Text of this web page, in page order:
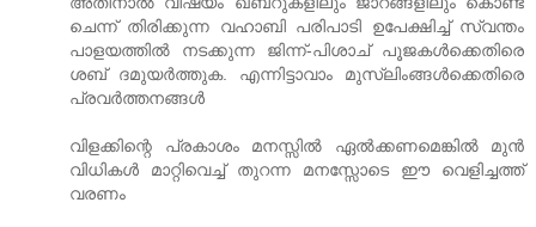
ചെന്ന് തിരിക്കുന്ന വഹാബി പരിപാടി ഉപേക്ഷിച്ച്‌ സ്വന്തം
പാളയത്തില്‍ നടക്കുന്ന ജിന്ന്-പിശാച്‌ പൂജകള്‍ക്കെതിരെ
ശബ്‌ ദമുയര്‍ത്തുക. എന്നിട്ടാവാം മുസ്ലിംങ്ങള്‍ക്കെതിരെ
പ്രവര്‍ത്തനങ്ങള്‍
വിളക്കിന്റെ പ്രകാശം മനസ്സില്‍ ഏല്‍ക്കണമെങ്കില്‍ മുന്‍
വിധികള്‍ മാറ്റിവെച്ച്‌ തുറന്ന മനസ്സോടെ ഈ വെളിച്ചത്ത്‌
വരണം